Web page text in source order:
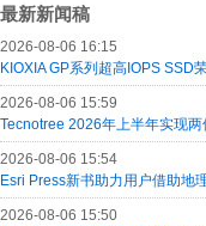
最新新闻稿
2026-08-06 16:15
KIOXIA GP系列超高IOPS SSD
2026-08-06 15:59
Tecnotree 2026年上半年实现
2026-08-06 15:54
Esri Press新书助力用户借助地
2026-08-06 15:50